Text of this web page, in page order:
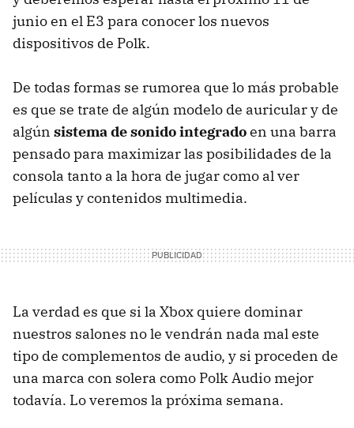
junio en el E3 para conocer los nuevos
dispositivos de Polk.
De todas formas se rumorea que lo más probable
es que se trate de algún modelo de auricular y de
algún sistema de sonido integradoen una barra
pensado para maximizar las posibilidades de la
consola tanto a la hora de jugar como al ver
películas y contenidos multimedia.
La verdad es que si la Xbox quiere dominar
nuestros salones no le vendrán nada mal este
tipo de complementos de audio, y si proceden de
una marca con solera como Polk Audio mejor
todavía. Lo veremos la próxima semana.